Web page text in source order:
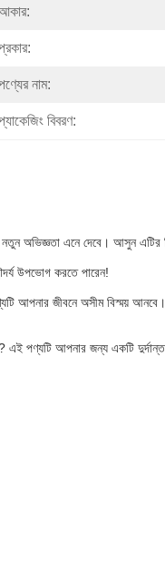
নাম:
বিবরণ:
অভিজ্ঞতা এনে দেবে। আসুন এটির
উপভোগ করতে পারেন!
আপনার জীবনে অসীম বিস্ময়
পণ্যটি আপনার জন্য একটি